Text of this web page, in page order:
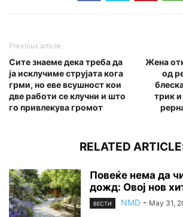
Previous article
Сите знаеме дека треба да
ја исклучиме струјата кога
грми, но еве всушност кои
две работи се клучни и што
го привлекува громот
Жена
од
трик
RELATED
Повеќе нема да
дожд: Овој нов
ВЕСТИ NMD - May 31,